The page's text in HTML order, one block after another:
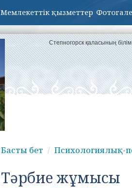
Мемлекеттік қызметтер
Степногорск қаласының
Басты бет Психологиялық-
Тәрбие жұмысы